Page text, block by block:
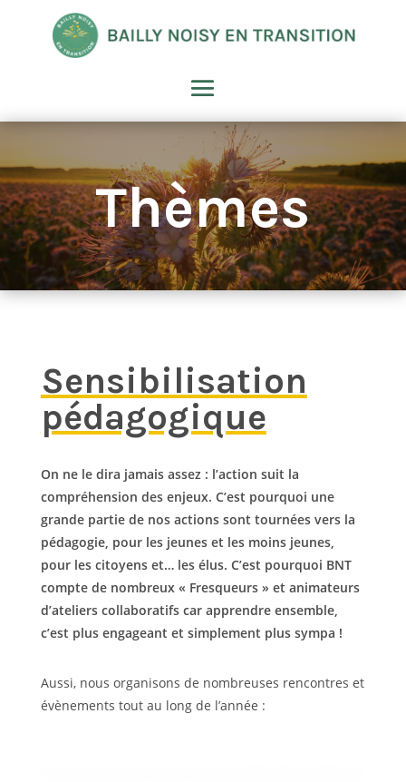
Thèmes
Sensibilisation
pédagogique
On ne le dira jamais assez : l’action suit la
compréhension des enjeux. C’est pourquoi une
grande partie de nos actions sont tournées vers la
pédagogie, pour les jeunes et les moins jeunes,
pour les citoyens et… les élus. C’est pourquoi BNT
compte de nombreux « Fresqueurs » et animateurs
d’ateliers collaboratifs car apprendre ensemble,
c’est plus engageant et simplement plus sympa !
Aussi, nous organisons de nombreuses rencontres et
évènements tout au long de l’année :